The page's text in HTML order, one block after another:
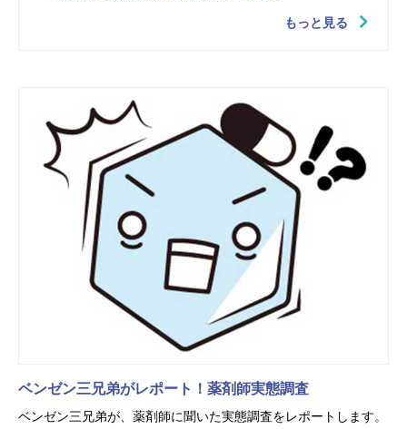
もっと見る
ベンゼン三兄弟がレポート！薬剤師実態調査
ベンゼン三兄弟が、薬剤師に聞いた実態調査をレポートします。